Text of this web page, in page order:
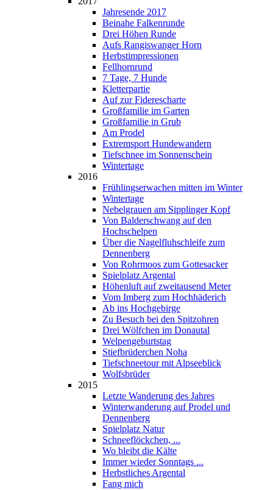
Jahresende 2017
Beinahe Falkenrunde
Drei Höhen Runde
Aufs Rangiswanger Horn
Herbstimpressionen
Fellhornrund
7 Tage, 7 Hunde
Kletterpartie
Auf zur Fiderescharte
Großfamilie im Garten
Großfamilie in Grub
Am Prodel
Extremsport Hundewandern
Tiefschnee im Sonnenschein
Wintertage
2016
Frühlingserwachen mitten im Winter
Wintertage
Nebelgrauen am Sipplinger Kopf
Von Balderschwang auf den
Hochschelpen
Über die Nagelfluhschleife zum
Dennenberg
Von Rohrmoos zum Gottesacker
Spielplatz Argental
Höhenluft auf zweitausend Meter
Vom Imberg zum Hochhäderich
Ab ins Hochgebirge
Zu Besuch bei den Spitzohren
Drei Wölfchen im Donautal
Welpengeburtstag
Stiefbrüderchen Noha
Tiefschneetour mit Alpseeblick
Wolfsbrüder
2015
Letzte Wanderung des Jahres
Winterwanderung auf Prodel und
Dennenberg
Spielplatz Natur
Schneeflöckchen, ...
Wo bleibt die Kälte
Immer wieder Sonntags ...
Herbstliches Argental
Fang mich